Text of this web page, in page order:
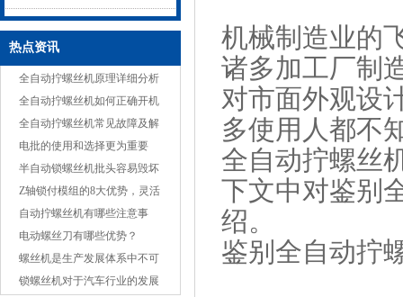
热点资讯
全自动拧螺丝机原理详细分析
全自动拧螺丝机如何正确开机
全自动拧螺丝机常见故障及解
决方案
电批的使用和选择更为重要
半自动锁螺丝机批头容易毁坏
的原因
Z轴锁付模组的8大优势，灵活
适应多种产品
自动拧螺丝机有哪些注意事
项？
电动螺丝刀有哪些优势？
螺丝机是生产发展体系中不可
或缺的机械设备
锁螺丝机对于汽车行业的发展
机械制造业的
诸多加工厂制
对市面外观设
多使用人都不
全自动拧螺丝
下文中对鉴别
绍。
鉴别 全自动拧